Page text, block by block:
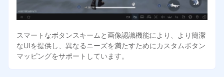
スマートなボタンスキームと画像認識機能により、より簡潔
なUIを提供し、異なるニーズを満たすためにカスタムボタン
マッピングをサポートしています。